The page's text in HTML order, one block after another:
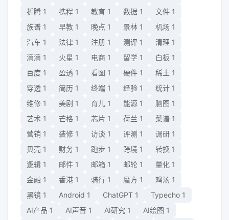
折腾 1 携程 1 教育 1 数据 1 文件 1
族谱 1 早教 1 晚点 1 景林 1 机场 1
汽车 1 法律 1 注册 1 测评 1 清理 1
滴滴 1 火星 1 电商 1 留学 1 白板 1
百度 1 盈透 1 看图 1 硬件 1 稀土 1
穿透 1 简历 1 终端 1 经验 1 统计 1
维修 1 美剧 1 育儿 1 能源 1 脑图 1
艺术 1 芒格 1 芯片 1 荷兰 1 菜谱 1
营销 1 装修 1 访谈 1 评测 1 调研 1
贝壳 1 财务 1 跑步 1 跨境 1 转换 1
逻辑 1 邮件 1 邮箱 1 邮轮 1 量化 1
金融 1 香港 1 骑行 1 魔方 1 鸡汤 1
黑镜 1 Android 1 ChatGPT 1 Typecho 1
AI产品 1 AI声音 1 AI研究 1 AI绘图 1